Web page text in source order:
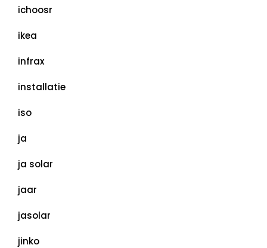
ichoosr
ikea
infrax
installatie
iso
ja
ja solar
jaar
jasolar
jinko